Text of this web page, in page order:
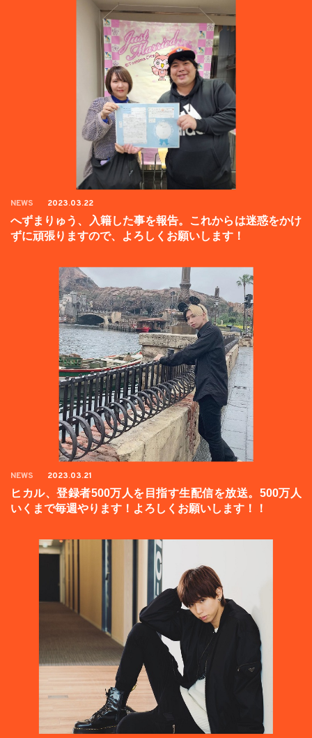
NEWS 2023.03.22
へずまりゅう、入籍した事を報告。これからは迷惑をかけ
ずに頑張りますので、よろしくお願いします！
NEWS 2023.03.21
ヒカル、登録者500万人を目指す生配信を放送。500万人
いくまで毎週やります！よろしくお願いします！！